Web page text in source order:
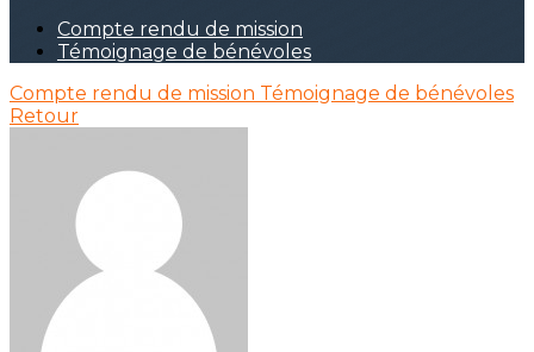
Compte rendu de mission
Témoignage de bénévoles
Compte rendu de mission Témoignage de bénévoles
Retour